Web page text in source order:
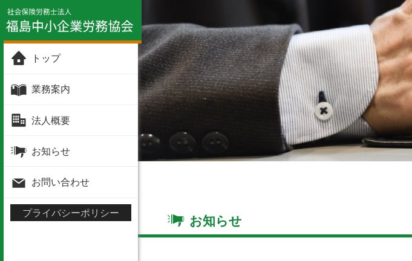
トップ
業務案内
法人概要
お知らせ
お問い合わせ
プライバシーポリシー
お知らせ